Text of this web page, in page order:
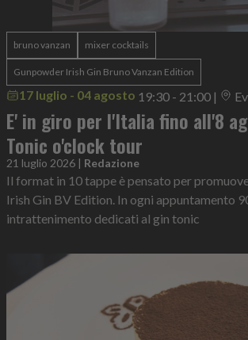
bruno vanzan mixer cocktails
Gunpowder Irish Gin Bruno Vanzan Edition
17 luglio - 04 agosto 19:30 - 21:00 |
E' in giro per l'Italia fino all'8
Tonic o'clock tour
21 luglio 2026 | Redazione
Il format in 10 tappe è pensato per
Irish Gin BV Edition. In ogni appuntamento
intrattenimento dedicati al gin tonic